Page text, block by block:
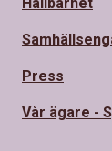
Press
Vår ägare -